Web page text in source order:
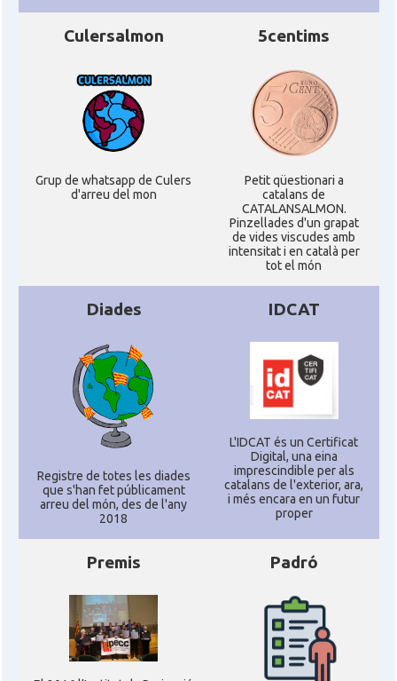
Culersalmon
Grup de whatsapp de Culers
d'arreu del mon
5centims
Petit qüestionari a
catalans de
CATALANSALMON.
Pinzellades d'un grapat
de vides viscudes amb
intensitat i en català per
tot el món
Diades
Registre de totes les diades
que s'han fet públicament
arreu del món, des de l'any
2018
IDCAT
L'IDCAT és un Certificat
Digital, una eina
imprescindible per als
catalans de l'exterior, ara,
i més encara en un futur
proper
Premis Padró